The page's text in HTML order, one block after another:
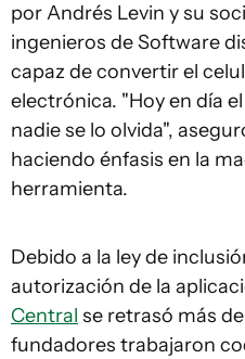
por Andrés Levin y su
ingenieros de Software
capaz de convertir el
electrónica. "Hoy en día
nadie se lo olvida",
haciendo énfasis en la
herramienta.
Debido a la ley de
autorización de la
Central se retrasó más
fundadores trabajaron